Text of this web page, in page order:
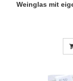
Weinglas mit